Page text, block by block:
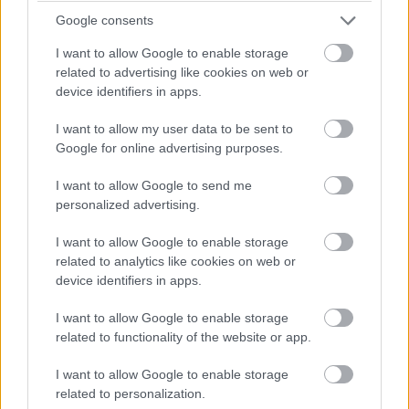
Google consents
I want to allow Google to enable storage
related to advertising like cookies on web or
device identifiers in apps.
I want to allow my user data to be sent to
Google for online advertising purposes.
I want to allow Google to send me
personalized advertising.
I want to allow Google to enable storage
related to analytics like cookies on web or
device identifiers in apps.
I want to allow Google to enable storage
related to functionality of the website or app.
I want to allow Google to enable storage
related to personalization.
Για να φτάσετε, ξεκινήστε
Ακολουθήστε το δρόμο για Κονίστρες και συνεχίστε